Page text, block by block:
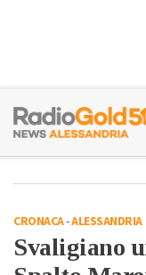
CRONACA-ALESSANDRIA
Svaligiano